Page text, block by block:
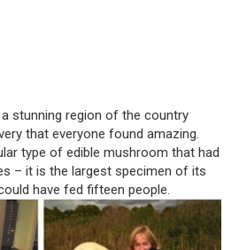
stunning region of the country
that everyone found amazing.
type of edible mushroom that had
– it is the largest specimen of its
have fed fifteen people.